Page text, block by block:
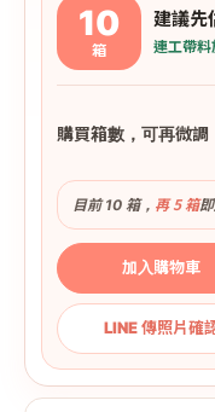
10
箱
建議先
連工帶料
購買箱數，可再微調
目前 10 箱， 再 5 箱
加入購物車
LINE 傳照片確